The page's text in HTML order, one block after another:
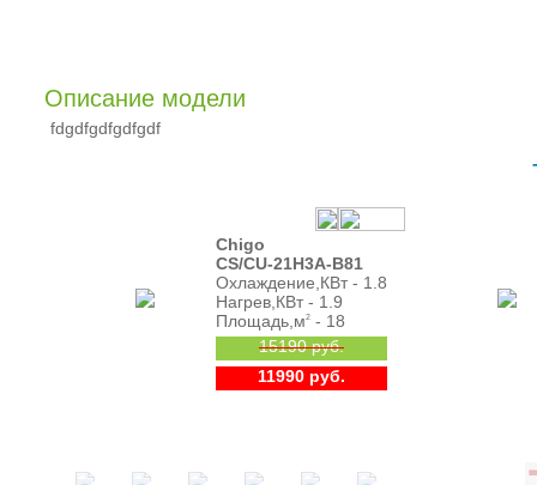
Описание модели
fdgdfgdfgdfgdf
Chigo
CS/CU-21H3A-B81
Охлаждение,КВт - 1.8
Нагрев,КВт - 1.9
Площадь,м2 - 18
15190 руб.
11990 руб.